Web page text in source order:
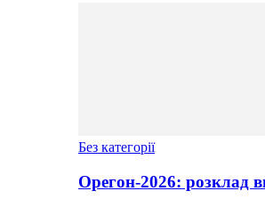
Без категорії
Орегон-2026: розклад